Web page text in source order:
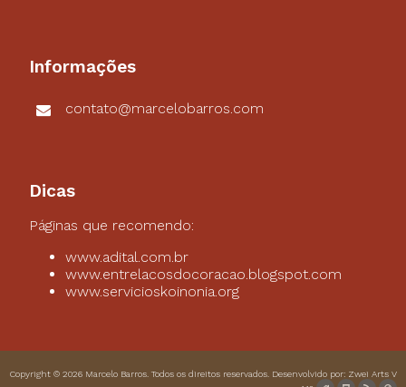
Informações
contato@marcelobarros.com
Dicas
Páginas que recomendo:
www.adital.com.br
www.entrelacosdocoracao.blogspot.com
www.servicioskoinonia.org
Copyright © 2026 Marcelo Barros . Todos os direitos reservados. Desenvolvido por: Zwei Arts V